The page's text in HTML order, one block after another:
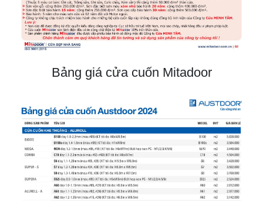
Bảng giá cửa cuốn Mitadoor